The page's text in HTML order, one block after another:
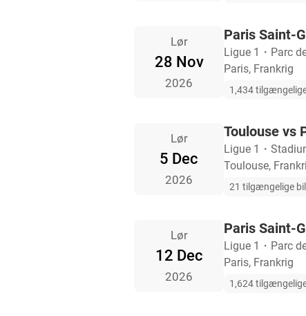
Lør
28 Nov
2026
Paris Saint-
Ligue 1 ・ Parc
Paris, Frankrig
1,434
Lør
5 Dec
2026
Toulouse vs
Ligue 1 ・
Toulouse,
21 tilgængelige
Lør
12 Dec
2026
Paris Saint-
Ligue 1 ・ Parc
Paris, Frankrig
1,624